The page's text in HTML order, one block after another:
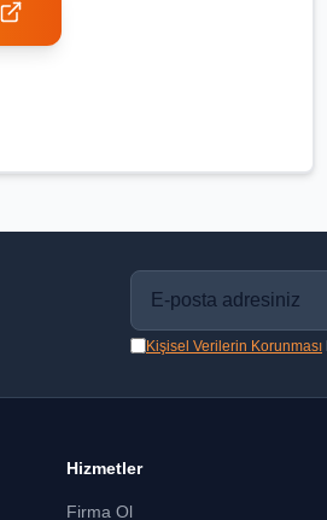
Kişisel Verilerin Korunması
Hizmetler
Firma Ol